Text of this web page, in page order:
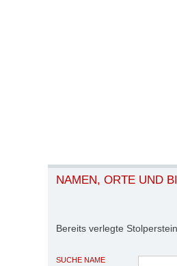
NAMEN, ORTE UND
Bereits verlegte
SUCHE NAME